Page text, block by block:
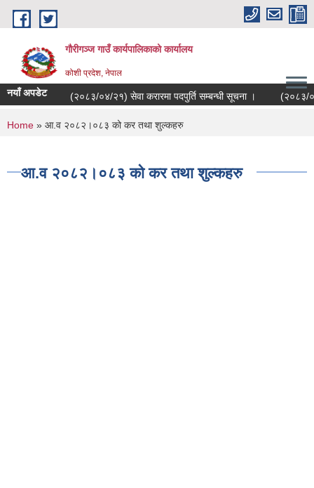
Skip to main content
गौरीगञ्‍ज गाउँ कार्यपालिकाको कार्यालय
कोशी प्रदेश, नेपाल
नयाँ अपडेट (२०८३/०४/२१) सेवा करारमा पदपुर्ति सम्बन्धी सूचना । (२०८३/
You are here
Home » आ.व २०८२।०८३ को कर तथा शुल्कहरु
आ.व २०८२।०८३ को कर तथा शुल्कहरु